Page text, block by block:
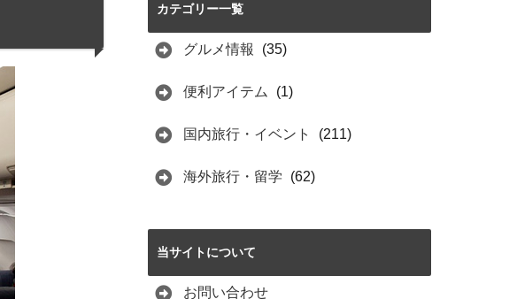
カテゴリー一覧
グルメ情報 (35)
便利アイテム (1)
国内旅行・イベント (211)
海外旅行・留学 (62)
当サイトについて
お問い合わせ